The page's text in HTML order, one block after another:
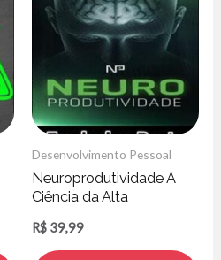
Desenvolvimento Pessoal
Neuroprodutividade A
Ciência da Alta
Porto
R$ 39,99